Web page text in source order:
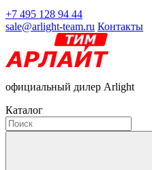
+7 495 128 94 44
sale@arlight-team.ru Контакты
официальный дилер Arlight
Каталог